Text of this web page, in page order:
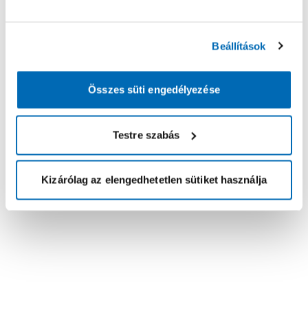
Beállítások
Összes süti engedélyezése
Testre szabás
Kizárólag az elengedhetetlen sütiket használja